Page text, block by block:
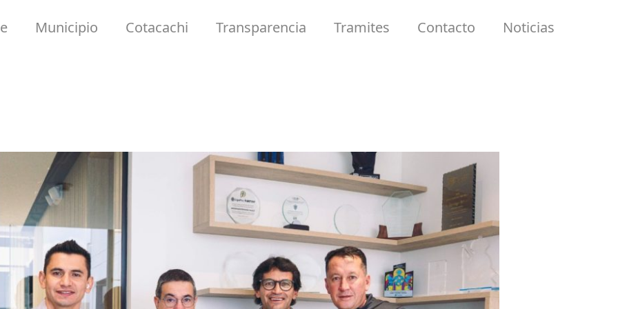
Municipio Cotacachi Transparencia Tramites Contacto Noticias